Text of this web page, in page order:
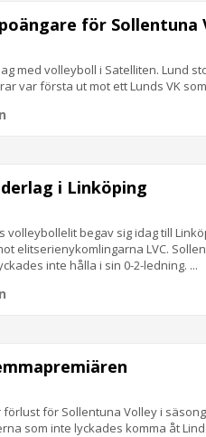
för Sollentuna
med volleyboll i Satelliten. Lund
var första ut mot ett Lunds VK
i Linköping
volleybollelit begav sig idag till
elitserienykomlingarna LVC.
inte hålla i sin 0-2-ledning. ...
förlust för Sollentuna Volley i
som inte lyckades komma åt